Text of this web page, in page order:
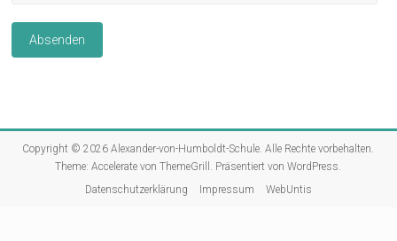
Copyright © 2026Alexander-von-Humboldt-Schule . Alle Rechte vorbehalten.
Theme:Accelerate von ThemeGrill. Präsentiert vonWordPress
Datenschutzerklärung
Impressum WebUntis